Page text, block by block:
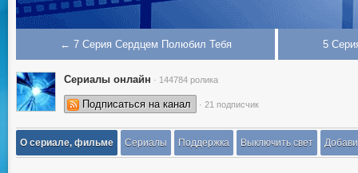
← 7 Серия Сердцем Полюбил Тебя 5
Сериалы онлайн · 144784 ролика
Подписаться на канал · 21 подписчик
О сериале, фильме Сериалы Поддержка Выключить свет